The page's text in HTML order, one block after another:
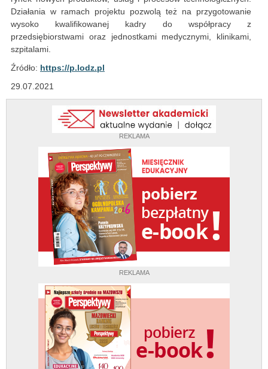
REKLAMA
REKLAMA
Działania w ramach projektu pozwolą też na przygotowanie
wysoko kwalifikowanej kadry do współpracy z
przedsiębiorstwami oraz jednostkami medycznymi, klinikami,
szpitalami.
Źródło: https://p.lodz.pl
29.07.2021